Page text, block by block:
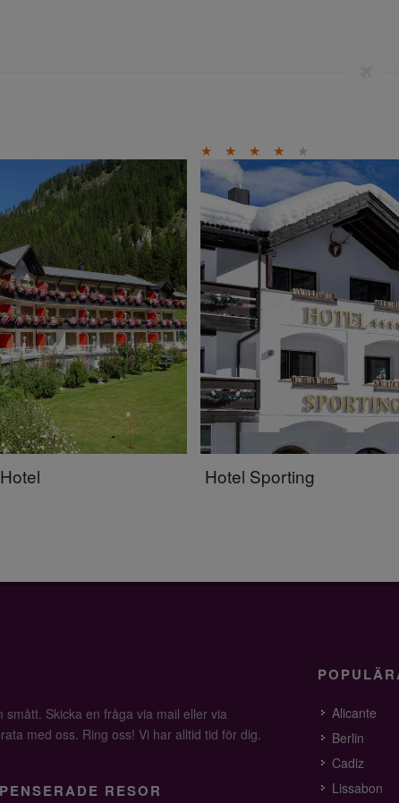
★ ★ ★ ★ ★
Hotel Sporting
smått. Skicka en fråga via mail eller via
med oss. Ring oss! Vi har alltid tid för dig.
RESOR
Alicante
Berlin
Cadiz
Lissabon